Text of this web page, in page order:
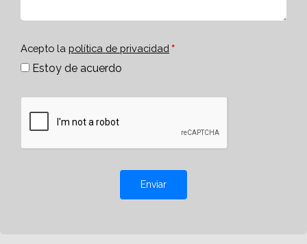
Acepto la política de privacidad
Estoy de acuerdo
Enviar